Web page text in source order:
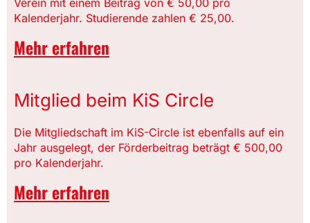
Verein mit einem Beitrag von € 50,00 pro
Kalenderjahr. Studierende zahlen € 25,00.
Mehr erfahren
Mitglied beim KiS Circle
Die Mitgliedschaft im KiS-Circle ist ebenfalls auf ein
Jahr ausgelegt, der Förderbeitrag beträgt € 500,00
pro Kalenderjahr.
Mehr erfahren